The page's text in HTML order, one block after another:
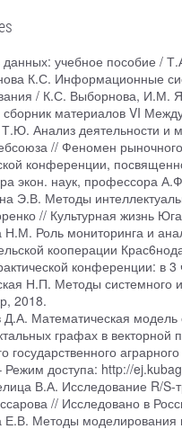
данных: учебное пособие /
К.С. Информационные
/ К.С. Выборнова, И.М.
сборник материалов VI
Анализ деятельности и
// Феномен
конференции,
экон. наук, профессора
Э.В. Методы
// Культурная жизнь
Роль мониторинга и
кооперации
конференции: в
Н.П. Методы системного
2018.
Математическая модель
графах в векторной
государственного
Режим доступа: http://
В.А. Исследование R/S-
// Исследовано в
Методы моделирования